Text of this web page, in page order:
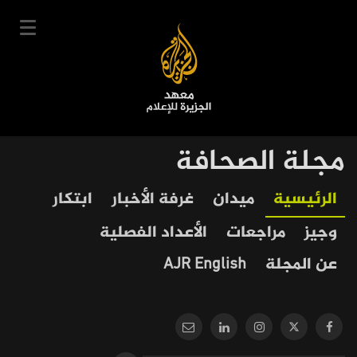
User
account
menu
Main
navigation
دوراتنا
جدول الدورات
مجلة الصحافة
Our
Journalism
الرئيسية ميدان غرفة الأخبار
ابتكار
وجيز
مراجعات
الأعداد الفصلية
عن المجلة
AJR English